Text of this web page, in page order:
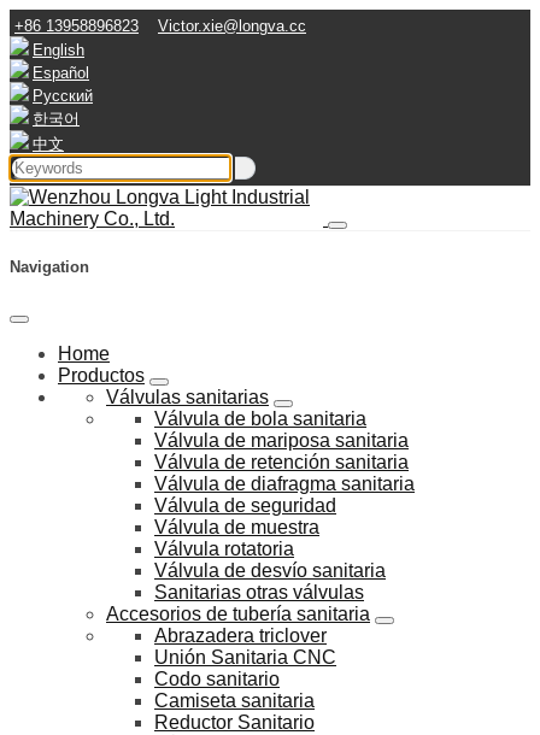
+86 13958896823
Victor.xie@longva.cc
English
Español
Русский
한국어
中文
Navigation
Home
Productos
Válvulas sanitarias
Válvula de bola sanitaria
Válvula de mariposa sanitaria
Válvula de retención sanitaria
Válvula de diafragma sanitaria
Válvula de seguridad
Válvula de muestra
Válvula rotatoria
Válvula de desvío sanitaria
Sanitarias otras válvulas
Accesorios de tubería sanitaria
Abrazadera triclover
Unión Sanitaria CNC
Codo sanitario
Camiseta sanitaria
Reductor Sanitario